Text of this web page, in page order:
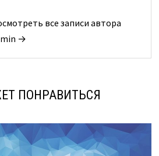
все записи автора
→
ПОНРАВИТЬСЯ